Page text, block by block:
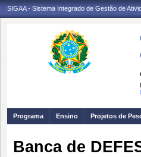
SIGAA - Sistema Integrado de Gestão de
Programa Ensino Projetos de
Banca de